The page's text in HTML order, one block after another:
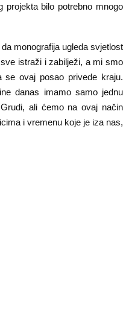
bilo potrebno mnogo
monografija ugleda svjetlost
istraži i zabilježi, a mi smo
se ovaj posao privede kraju.
danas imamo samo jednu
ali ćemo na ovaj način
i vremenu koje je iza nas,